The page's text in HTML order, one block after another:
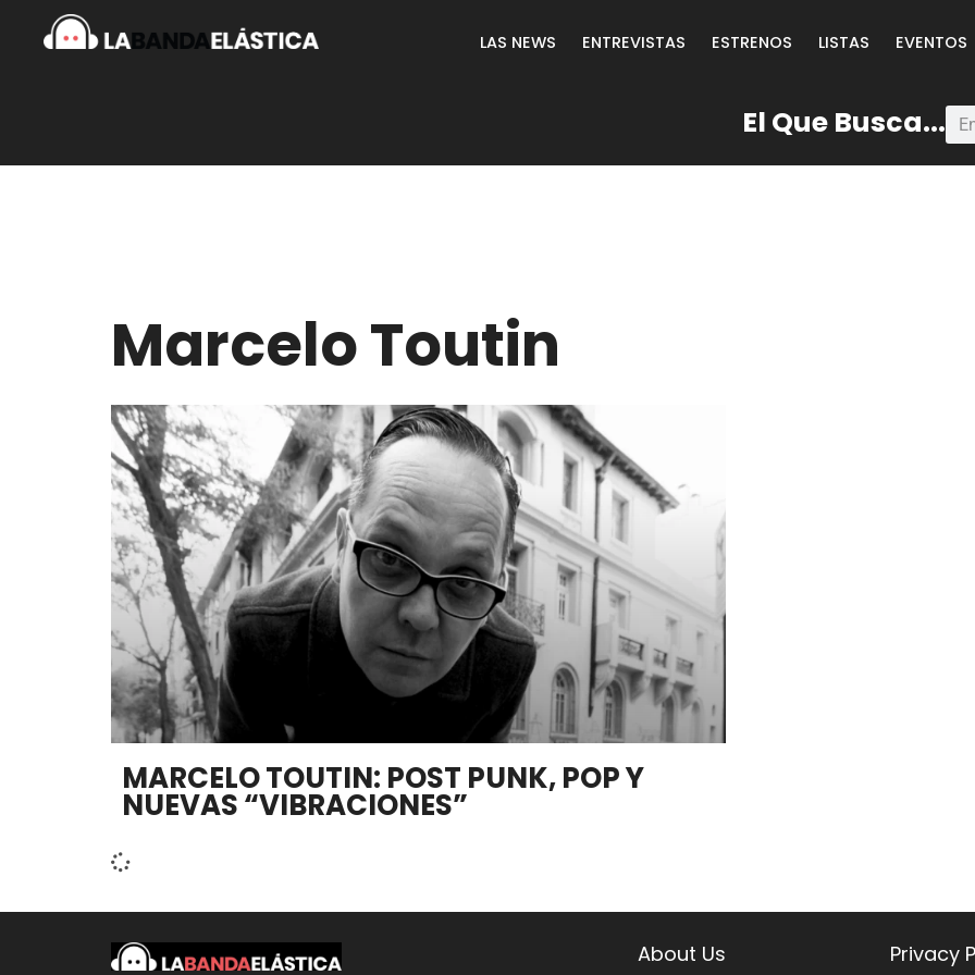
LAS NEWS ENTREVISTAS ESTRENOS LISTAS EVENTOS
El Que Busca...
Marcelo Toutin
MARCELO TOUTIN: POST PUNK, POP Y
NUEVAS “VIBRACIONES”
About Us
Privacy